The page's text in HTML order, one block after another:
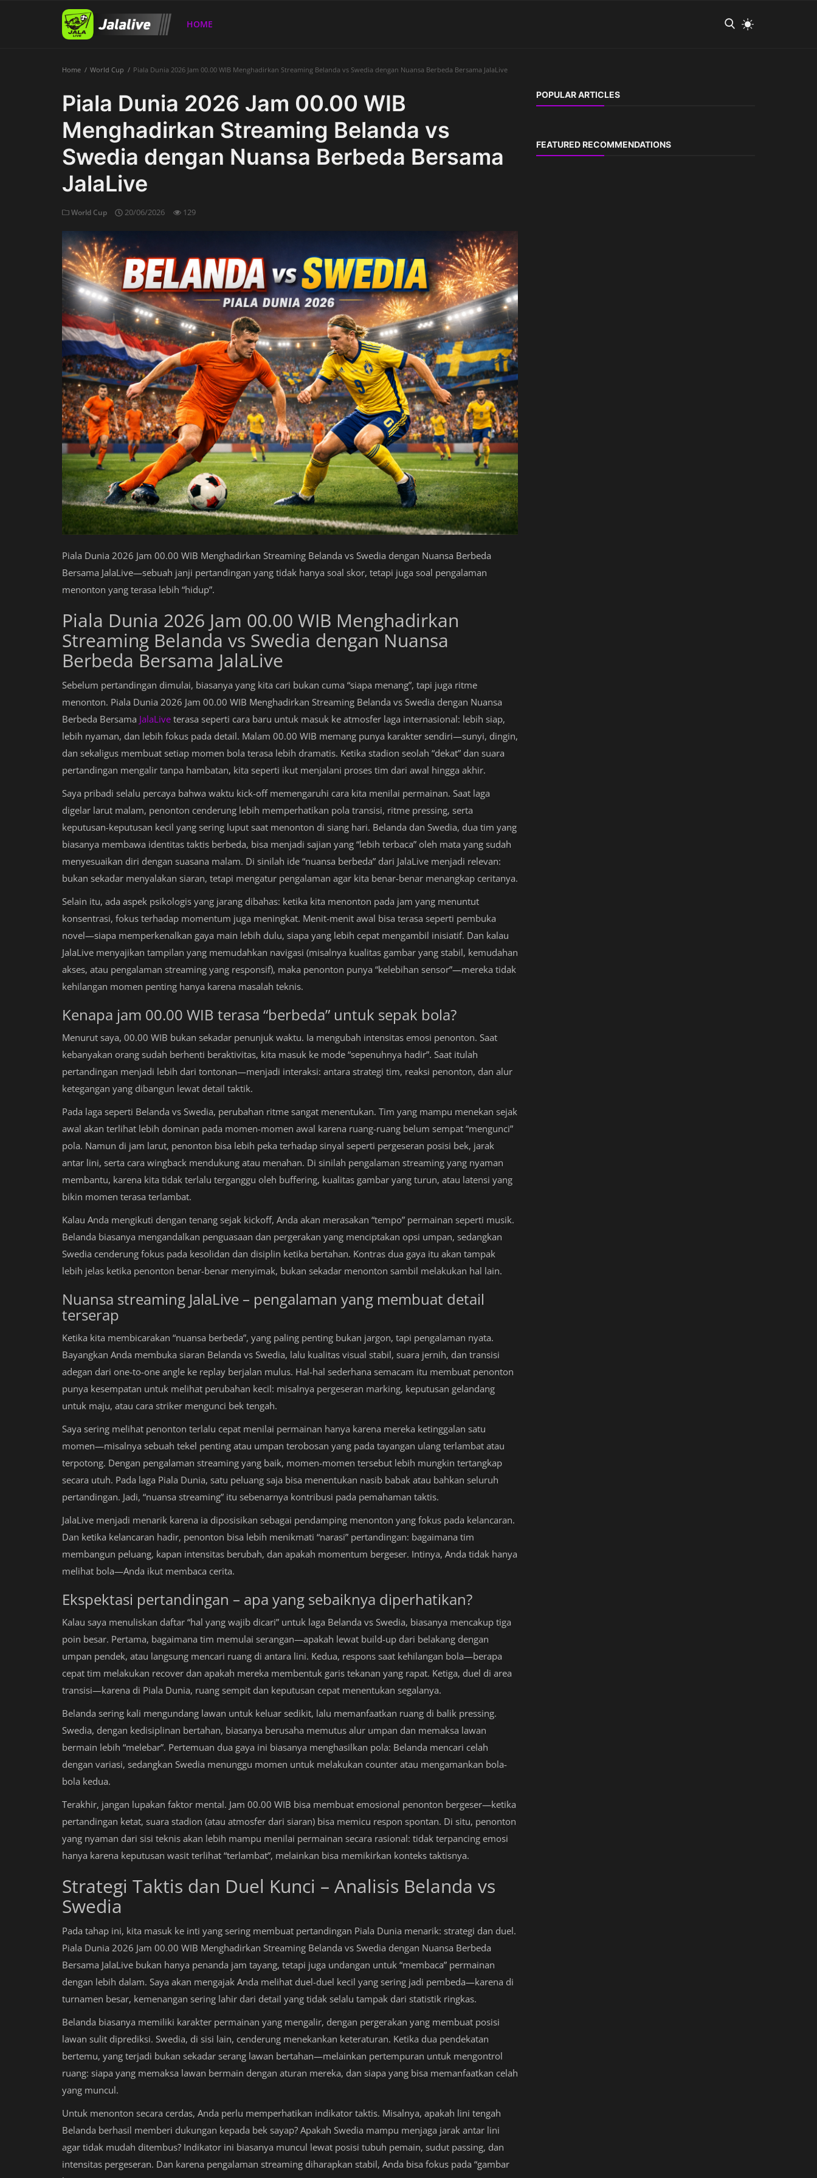
HOME
Home World Cup Piala Dunia 2026 Jam 00.00 WIB Menghadirkan Streaming Belanda vs Swedia dengan Nuansa Berbeda Bersama JalaLive
Piala Dunia 2026 Jam 00.00 WIB
Menghadirkan Streaming Belanda vs
Swedia dengan Nuansa Berbeda Bersama
JalaLive
World Cup 20/06/2026 129
Piala Dunia 2026 Jam 00.00 WIB Menghadirkan Streaming Belanda vs Swedia dengan Nuansa Berbeda
Bersama JalaLive—sebuah janji pertandingan yang tidak hanya soal skor, tetapi juga soal pengalaman
menonton yang terasa lebih “hidup”.
Piala Dunia 2026 Jam 00.00 WIB Menghadirkan
Streaming Belanda vs Swedia dengan Nuansa
Berbeda Bersama JalaLive
Sebelum pertandingan dimulai, biasanya yang kita cari bukan cuma “siapa menang”, tapi juga ritme
menonton. Piala Dunia 2026 Jam 00.00 WIB Menghadirkan Streaming Belanda vs Swedia dengan Nuansa
Berbeda Bersama JalaLive terasa seperti cara baru untuk masuk ke atmosfer laga internasional: lebih siap,
lebih nyaman, dan lebih fokus pada detail. Malam 00.00 WIB memang punya karakter sendiri—sunyi, dingin,
dan sekaligus membuat setiap momen bola terasa lebih dramatis. Ketika stadion seolah “dekat” dan suara
pertandingan mengalir tanpa hambatan, kita seperti ikut menjalani proses tim dari awal hingga akhir.
Saya pribadi selalu percaya bahwa waktu kick-off memengaruhi cara kita menilai permainan. Saat laga
digelar larut malam, penonton cenderung lebih memperhatikan pola transisi, ritme pressing, serta
keputusan-keputusan kecil yang sering luput saat menonton di siang hari. Belanda dan Swedia, dua tim yang
biasanya membawa identitas taktis berbeda, bisa menjadi sajian yang “lebih terbaca” oleh mata yang sudah
menyesuaikan diri dengan suasana malam. Di sinilah ide “nuansa berbeda” dari JalaLive menjadi relevan:
bukan sekadar menyalakan siaran, tetapi mengatur pengalaman agar kita benar-benar menangkap ceritanya.
Selain itu, ada aspek psikologis yang jarang dibahas: ketika kita menonton pada jam yang menuntut
konsentrasi, fokus terhadap momentum juga meningkat. Menit-menit awal bisa terasa seperti pembuka
novel—siapa memperkenalkan gaya main lebih dulu, siapa yang lebih cepat mengambil inisiatif. Dan kalau
JalaLive menyajikan tampilan yang memudahkan navigasi (misalnya kualitas gambar yang stabil, kemudahan
akses, atau pengalaman streaming yang responsif), maka penonton punya “kelebihan sensor”—mereka tidak
kehilangan momen penting hanya karena masalah teknis.
Kenapa jam 00.00 WIB terasa “berbeda” untuk sepak bola?
Menurut saya, 00.00 WIB bukan sekadar penunjuk waktu. Ia mengubah intensitas emosi penonton. Saat
kebanyakan orang sudah berhenti beraktivitas, kita masuk ke mode “sepenuhnya hadir”. Saat itulah
pertandingan menjadi lebih dari tontonan—menjadi interaksi: antara strategi tim, reaksi penonton, dan alur
ketegangan yang dibangun lewat detail taktik.
Pada laga seperti Belanda vs Swedia, perubahan ritme sangat menentukan. Tim yang mampu menekan sejak
awal akan terlihat lebih dominan pada momen-momen awal karena ruang-ruang belum sempat “mengunci”
pola. Namun di jam larut, penonton bisa lebih peka terhadap sinyal seperti pergeseran posisi bek, jarak
antar lini, serta cara wingback mendukung atau menahan. Di sinilah pengalaman streaming yang nyaman
membantu, karena kita tidak terlalu terganggu oleh buffering, kualitas gambar yang turun, atau latensi yang
bikin momen terasa terlambat.
Kalau Anda mengikuti dengan tenang sejak kickoff, Anda akan merasakan “tempo” permainan seperti musik.
Belanda biasanya mengandalkan penguasaan dan pergerakan yang menciptakan opsi umpan, sedangkan
Swedia cenderung fokus pada kesolidan dan disiplin ketika bertahan. Kontras dua gaya itu akan tampak
lebih jelas ketika penonton benar-benar menyimak, bukan sekadar menonton sambil melakukan hal lain.
Nuansa streaming JalaLive – pengalaman yang membuat detail
terserap
Ketika kita membicarakan “nuansa berbeda”, yang paling penting bukan jargon, tapi pengalaman nyata.
Bayangkan Anda membuka siaran Belanda vs Swedia, lalu kualitas visual stabil, suara jernih, dan transisi
adegan dari one-to-one angle ke replay berjalan mulus. Hal-hal sederhana semacam itu membuat penonton
punya kesempatan untuk melihat perubahan kecil: misalnya pergeseran marking, keputusan gelandang
untuk maju, atau cara striker mengunci bek tengah.
Saya sering melihat penonton terlalu cepat menilai permainan hanya karena mereka ketinggalan satu
momen—misalnya sebuah tekel penting atau umpan terobosan yang pada tayangan ulang terlambat atau
terpotong. Dengan pengalaman streaming yang baik, momen-momen tersebut lebih mungkin tertangkap
secara utuh. Pada laga Piala Dunia, satu peluang saja bisa menentukan nasib babak atau bahkan seluruh
pertandingan. Jadi, “nuansa streaming” itu sebenarnya kontribusi pada pemahaman taktis.
JalaLive menjadi menarik karena ia diposisikan sebagai pendamping menonton yang fokus pada kelancaran.
Dan ketika kelancaran hadir, penonton bisa lebih menikmati “narasi” pertandingan: bagaimana tim
membangun peluang, kapan intensitas berubah, dan apakah momentum bergeser. Intinya, Anda tidak hanya
melihat bola—Anda ikut membaca cerita.
Ekspektasi pertandingan – apa yang sebaiknya diperhatikan?
Kalau saya menuliskan daftar “hal yang wajib dicari” untuk laga Belanda vs Swedia, biasanya mencakup tiga
poin besar. Pertama, bagaimana tim memulai serangan—apakah lewat build-up dari belakang dengan
umpan pendek, atau langsung mencari ruang di antara lini. Kedua, respons saat kehilangan bola—berapa
cepat tim melakukan recover dan apakah mereka membentuk garis tekanan yang rapat. Ketiga, duel di area
transisi—karena di Piala Dunia, ruang sempit dan keputusan cepat menentukan segalanya.
Belanda sering kali mengundang lawan untuk keluar sedikit, lalu memanfaatkan ruang di balik pressing.
Swedia, dengan kedisiplinan bertahan, biasanya berusaha memutus alur umpan dan memaksa lawan
bermain lebih “melebar”. Pertemuan dua gaya ini biasanya menghasilkan pola: Belanda mencari celah
dengan variasi, sedangkan Swedia menunggu momen untuk melakukan counter atau mengamankan bola-
bola kedua.
Terakhir, jangan lupakan faktor mental. Jam 00.00 WIB bisa membuat emosional penonton bergeser—ketika
pertandingan ketat, suara stadion (atau atmosfer dari siaran) bisa memicu respon spontan. Di situ, penonton
yang nyaman dari sisi teknis akan lebih mampu menilai permainan secara rasional: tidak terpancing emosi
hanya karena keputusan wasit terlihat “terlambat”, melainkan bisa memikirkan konteks taktisnya.
Strategi Taktis dan Duel Kunci – Analisis Belanda vs
Swedia
Pada tahap ini, kita masuk ke inti yang sering membuat pertandingan Piala Dunia menarik: strategi dan duel.
Piala Dunia 2026 Jam 00.00 WIB Menghadirkan Streaming Belanda vs Swedia dengan Nuansa Berbeda
Bersama JalaLive bukan hanya penanda jam tayang, tetapi juga undangan untuk “membaca” permainan
dengan lebih dalam. Saya akan mengajak Anda melihat duel-duel kecil yang sering jadi pembeda—karena di
turnamen besar, kemenangan sering lahir dari detail yang tidak selalu tampak dari statistik ringkas.
Belanda biasanya memiliki karakter permainan yang mengalir, dengan pergerakan yang membuat posisi
lawan sulit diprediksi. Swedia, di sisi lain, cenderung menekankan keteraturan. Ketika dua pendekatan
bertemu, yang terjadi bukan sekadar serang lawan bertahan—melainkan pertempuran untuk mengontrol
ruang: siapa yang memaksa lawan bermain dengan aturan mereka, dan siapa yang bisa memanfaatkan celah
yang muncul.
Untuk menonton secara cerdas, Anda perlu memperhatikan indikator taktis. Misalnya, apakah lini tengah
Belanda berhasil memberi dukungan kepada bek sayap? Apakah Swedia mampu menjaga jarak antar lini
agar tidak mudah ditembus? Indikator ini biasanya muncul lewat posisi tubuh pemain, sudut passing, dan
intensitas pergeseran. Dan karena pengalaman streaming diharapkan stabil, Anda bisa fokus pada “gambar
POPULAR ARTICLES
FEATURED RECOMMENDATIONS